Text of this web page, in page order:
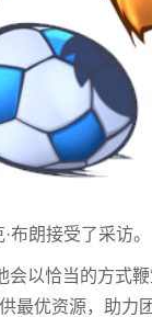
朗接受了采访。
会以恰当的方式
最优资源，助力